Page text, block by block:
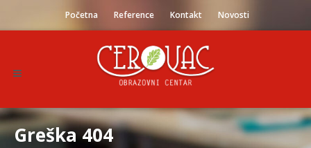
Početna Reference Kontakt Novosti
Greška 404